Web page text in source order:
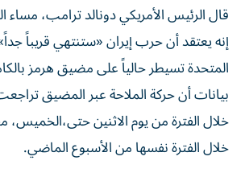
قال الرئيس الأمريكي ‌دونالد ترامب،
إنه يعتقد ​أن حرب إيران «ستنتهي قريباً
المتحدة تسيطر حالياً على مضيق هرمز
خلال الفترة نفسها من الأسبوع الماضي.